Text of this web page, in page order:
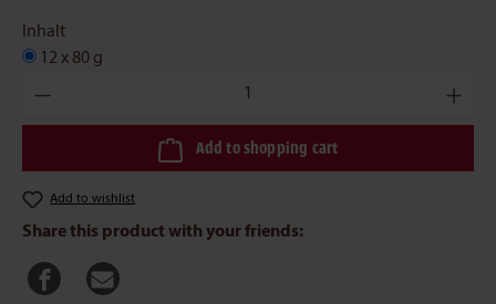
Inhalt
12 x 80 g
Product Quantity: Enter the desired amount or use the buttons
Add to shopping cart
Add to wishlist
Share this product with your friends: